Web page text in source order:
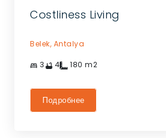
Costliness Living
Belek, Antalya
3 4 180 m2
Подробнее